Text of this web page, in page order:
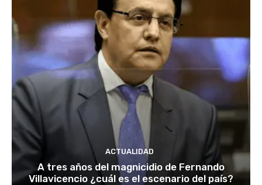
ACTUALIDAD
A tres años del magnicidio de Fernando
Villavicencio ¿cuál es el escenario del país?